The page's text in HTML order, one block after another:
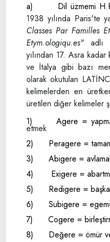
a)
Dil üzmemi
1938 yılında Paris'te
Classes Par Familles
Etym.ologiqu.es"
adlı
yılından 17. Asra
ve İtalya gibi bazı
olarak okutulan
kelimelerden en
üretilen diğer kelimeler
1)
Agere =
etmek
2)
Peragere =
3)
Abigere =
4)
Exigere =
5)
Redigere =
6)
Subigere =
7)
Cogere =
8)
Değere = ömür